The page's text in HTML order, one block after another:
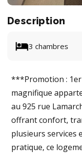
Description
3 chambres
***Promotion :
magnifique
au 925 rue
offrant confort,
plusieurs services
pratique, ce